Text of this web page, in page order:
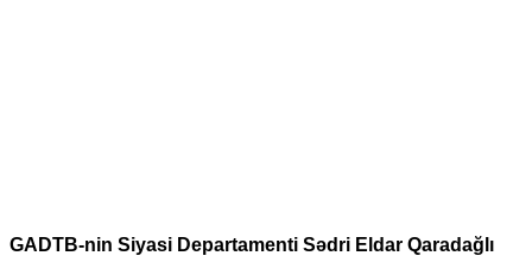
GADTB-nin Siyasi Departamenti Sədri Eldar Qaradağlı